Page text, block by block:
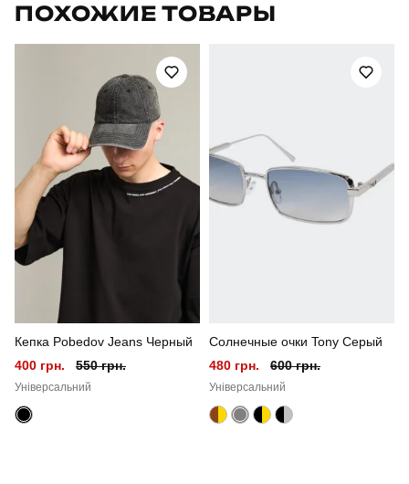
для повсякденного носіння
Сезон весна-літо
Склад тканини 100% поліестер
Країна - виробник
ПОХОЖИЕ ТОВАРЫ
Кепка Pobedov Jeans Черный
400 грн.
550 грн.
Універсальний
Солнечные очки Tony Серый
480 грн.
600 грн.
Універсальний